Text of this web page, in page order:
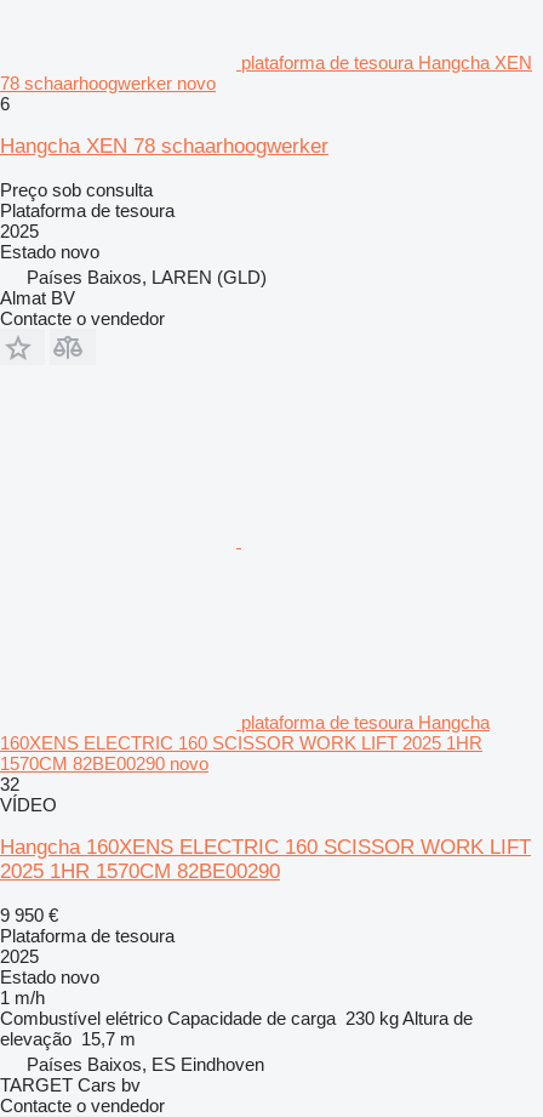
plataforma de tesoura Hangcha XEN
78 schaarhoogwerker novo
6
Hangcha XEN 78 schaarhoogwerker
Preço sob consulta
Plataforma de tesoura
2025
Estado novo
Países Baixos, LAREN (GLD)
Almat BV
Contacte o vendedor
plataforma de tesoura Hangcha
160XENS ELECTRIC 160 SCISSOR WORK LIFT 2025 1HR
1570CM 82BE00290 novo
32
VÍDEO
Hangcha 160XENS ELECTRIC 160 SCISSOR WORK LIFT
2025 1HR 1570CM 82BE00290
9 950 €
Plataforma de tesoura
2025
Estado novo
1 m/h
Combustível elétrico Capacidade de carga 230 kgAltura de
elevação 15,7 m
Países Baixos, ES Eindhoven
TARGET Cars bv
Contacte o vendedor